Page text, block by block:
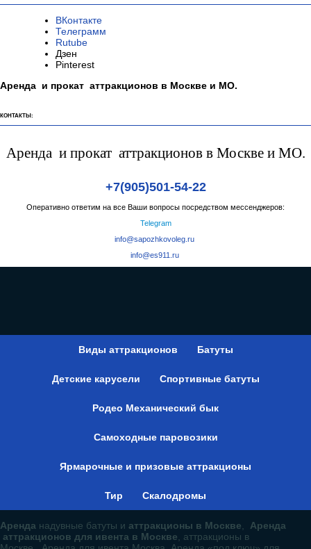
ВКонтакте
Телеграмм
Rutube
Дзен
Pinterest
Аренда и прокат аттракционов в Москве и МО.
КОНТАКТЫ:
Аренда и прокат аттракционов в Москве и МО.
+7(905)501-54-22
Оперативно ответим на все Ваши вопросы посредством мессенджеров:
Telegram
info@sapozhkovoleg.ru
info@es911.ru
Виды аттракционов Батуты
Детские карусели Спортивные батуты
Родео Механический бык
Самоходные паровозики
Ярмарочные и призовые аттракционы
Тир Скалодромы
Аренда надувные батуты и аттракционы в Москве, Аренда
аттракционов для ивента в Москве, аттракционы в